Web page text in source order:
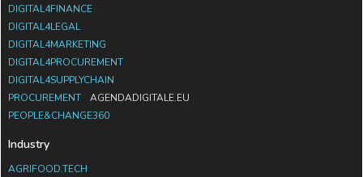
DIGITAL4FINANCE
DIGITAL4LEGAL
DIGITAL4MARKETING
DIGITAL4PROCUREMENT
DIGITAL4SUPPLYCHAIN
PROCUREMENT
AGENDADIGITALE.EU
PEOPLE&CHANGE360
Industry
AGRIFOOD.TECH